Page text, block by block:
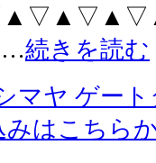
…続きを読む
マヤ ゲー
みはこちら